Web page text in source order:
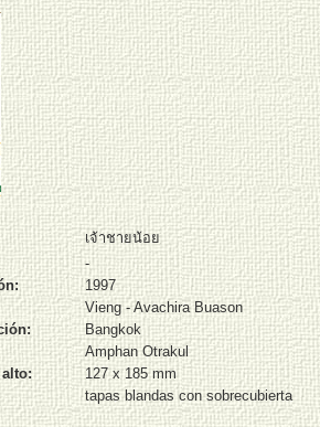
เจ้าชายน้อย
-
1997
Vieng - Avachira Buason
Bangkok
Amphan Otrakul
127 x 185 mm
tapas blandas con sobrecubierta